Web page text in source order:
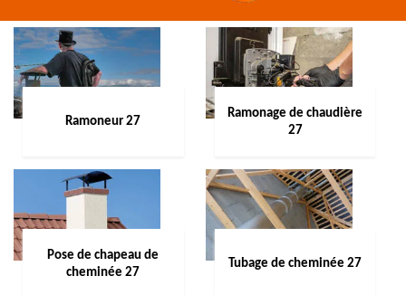
Ramoneur 27
Ramonage de chaudière
27
Pose de chapeau de
cheminée 27
Tubage de cheminée 27